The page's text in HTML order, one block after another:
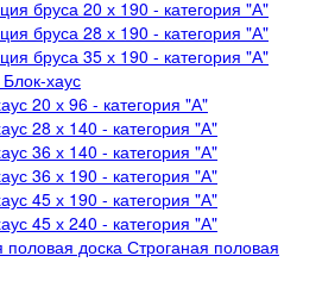
бруса 20 х 190 - категория "А"
бруса 28 х 190 - категория "А"
бруса 35 х 190 - категория "А"
Блок-хаус
20 х 96 - категория "А"
28 х 140 - категория "А"
36 х 140 - категория "А"
36 х 190 - категория "А"
45 х 190 - категория "А"
45 х 240 - категория "А"
Строганая половая